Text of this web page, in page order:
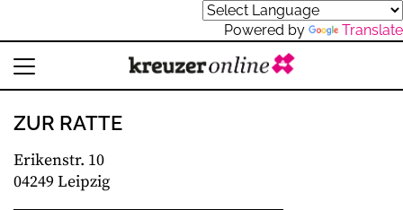
Powered by Translate
ZUR RATTE
Erikenstr. 10
04249 Leipzig